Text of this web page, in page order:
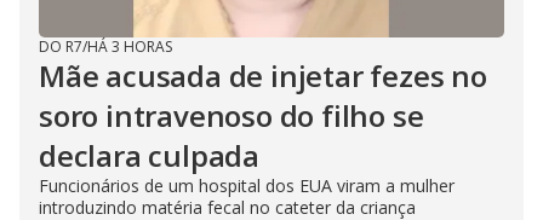
DO R7/HÁ 3 HORAS
Mãe acusada de injetar fezes no
soro intravenoso do filho se
declara culpada
Funcionários de um hospital dos EUA viram a mulher
introduzindo matéria fecal no cateter da criança